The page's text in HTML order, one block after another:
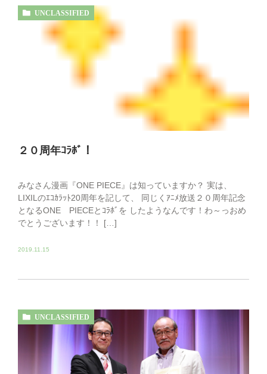
UNCLASSIFIED
２０周年ｺﾗﾎﾞ！
みなさん漫画『ONE PIECE』は知っていますか？ 実は、
LIXILのｴｺｶﾗｯﾄ20周年を記して、 同じくｱﾆﾒ放送２０周年記念
となるONE PIECEとｺﾗﾎﾞを したようなんです！わ～っおめ
でとうございます！！ […]
2019.11.15
UNCLASSIFIED